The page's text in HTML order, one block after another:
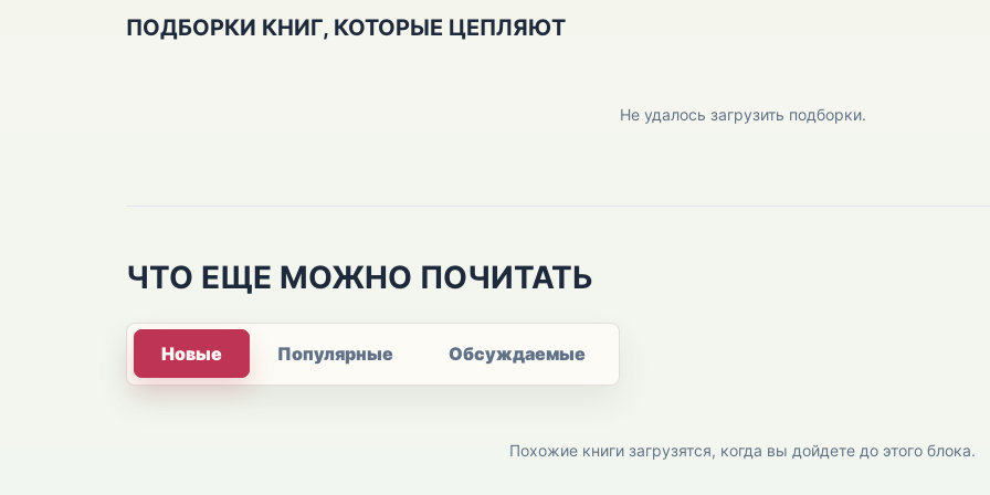
ПОДБОРКИ КНИГ, КОТОРЫЕ ЦЕПЛЯЮТ
Не удалось загрузить подборки.
ЧТО ЕЩЕ МОЖНО ПОЧИТАТЬ
Новые Популярные Обсуждаемые
Похожие книги загрузятся, когда вы дойдете до этого блока.